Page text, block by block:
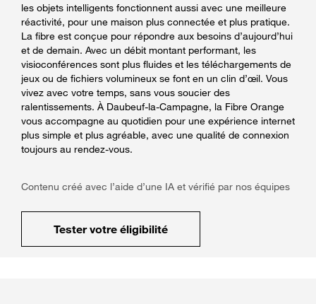
les objets intelligents fonctionnent aussi avec une meilleure
réactivité, pour une maison plus connectée et plus pratique.
La fibre est conçue pour répondre aux besoins d’aujourd’hui
et de demain. Avec un débit montant performant, les
visioconférences sont plus fluides et les téléchargements de
jeux ou de fichiers volumineux se font en un clin d’œil. Vous
vivez avec votre temps, sans vous soucier des
ralentissements. À Daubeuf-la-Campagne, la Fibre Orange
vous accompagne au quotidien pour une expérience internet
plus simple et plus agréable, avec une qualité de connexion
toujours au rendez-vous.
Contenu créé avec l’aide d’une IA et vérifié par nos équipes
Tester votre éligibilité